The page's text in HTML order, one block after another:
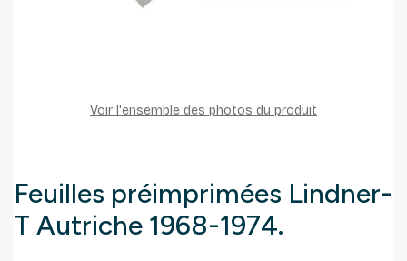
Voir l'ensemble des photos du produit
Feuilles préimprimées Lindner-
T Autriche 1968-1974.